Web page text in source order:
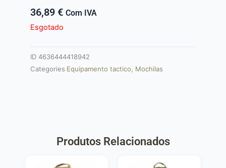
36,89 € Com IVA
Esgotado
ID 4636444418942
Categories Equipamento tactico Mochilas
Produtos Relacionados